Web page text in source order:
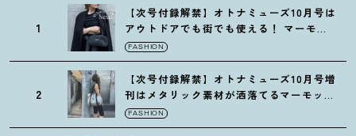
1
【次号付録解禁】オトナミューズ10月号は
アウトドアでも街でも使える ！ マーモッ
トの黒ショルダー
FASHION
2
【次号付録解禁】オトナミューズ10月号増
刊はメタリック素材が洒落てるマーモット
の保冷バッグ
FASHION